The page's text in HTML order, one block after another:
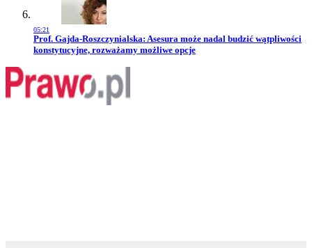
05:21
Przejdź do artykułu:
Prof. Gajda-Roszczynialska: Asesura może nadal budzić wątpliwości
konstytucyjne, rozważamy możliwe opcje